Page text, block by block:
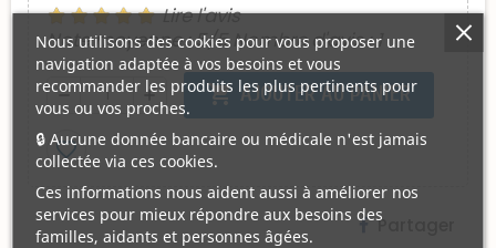
Lire l'avis
Note moyenne :5/5 Nombre d'avis :1
remove add shopping_cart AJOUTER AU PANIER
favorite_border
Partager
Nous utilisons des cookies pour vous proposer une
navigation adaptée à vos besoins et vous
recommander les produits les plus pertinents pour
vous ou vos proches.
🔒 Aucune donnée bancaire ou médicale n'est jamais
collectée via ces cookies.
Ces informations nous aident aussi à améliorer nos
services pour mieux répondre aux besoins des
familles, aidants et personnes âgées.